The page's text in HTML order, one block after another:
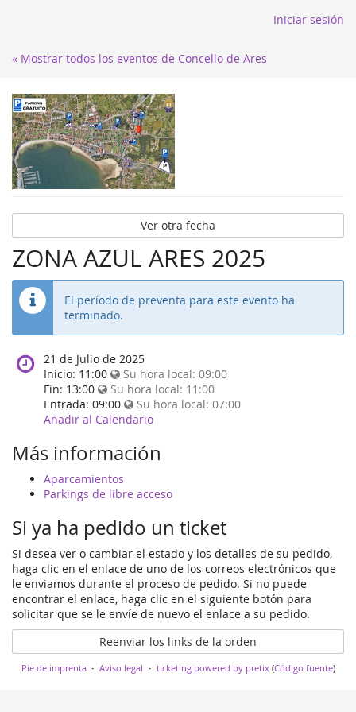
Iniciar sesión
« Mostrar todos los eventos de Concello de Ares
Ver otra fecha
ZONA AZUL ARES 2025
El período de preventa para este evento ha
terminado.
When
does
the
event
happen?
21 de Julio de 2025
Inicio: 11:00 Su hora local: 09:00
Fin: 13:00 Su hora local: 11:00
Entrada: 09:00 Su hora local: 07:00
Añadir al Calendario
Más información
Aparcamientos
Parkings de libre acceso
Si ya ha pedido un ticket
Si desea ver o cambiar el estado y los detalles de su pedido,
haga clic en el enlace de uno de los correos electrónicos que
le enviamos durante el proceso de pedido. Si no puede
encontrar el enlace, haga clic en el siguiente botón para
solicitar que se le envíe de nuevo el enlace a su pedido.
Reenviar los links de la orden
Pie de imprenta Aviso legal ticketing powered by pretix(Código fuente)